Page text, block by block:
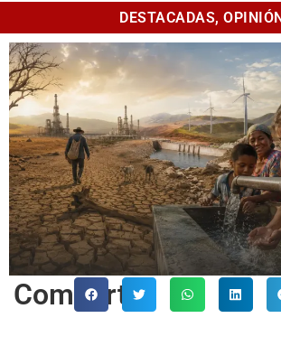
DESTACADAS,
Comparte